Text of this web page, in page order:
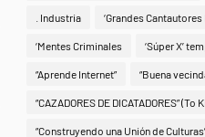
. Industria ‘Grandes
‘Mentes Criminales ‘Súper X’
“Aprende Internet” “Buena
“CAZADORES DE DICATADORES”
“Construyendo una Unión de